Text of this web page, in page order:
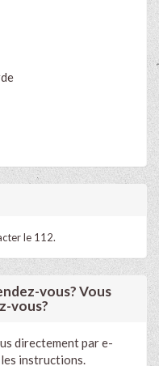
le 112.
vous? Vous
vous?
directement par e-
instructions.